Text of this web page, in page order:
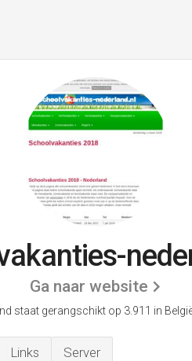
Ga naar website
staat gerangschikt op 3.911 in
Links Server